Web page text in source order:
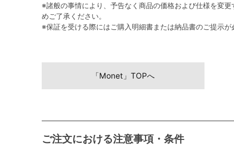
※諸般の事情により、予告なく商品の価格および仕様を変
めご了承ください。
※保証を受ける際にはご購入明細書または納品書のご提示が
「Monet」TOPへ
ご注文における注意事項・条件